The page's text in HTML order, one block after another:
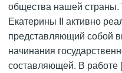
общества нашей страны.
Екатерины II активно
представляющий собой
начинания
составляющей. В работе